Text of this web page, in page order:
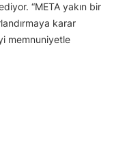
“META yakın bir
karar
memnuniyetle